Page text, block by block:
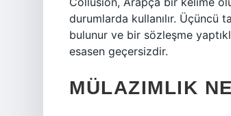
durumlarda kullanılır.
bulunur ve bir sözleşme
esasen geçersizdir.
MÜLAZIMLIK